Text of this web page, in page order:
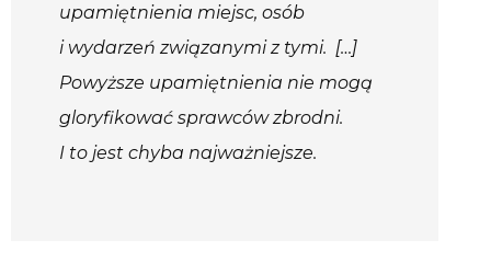
upamiętnienia miejsc, osób
i wydarzeń związanymi z tymi. […]
Powyższe upamiętnienia nie mogą
gloryfikować sprawców zbrodni.
I to jest chyba najważniejsze.